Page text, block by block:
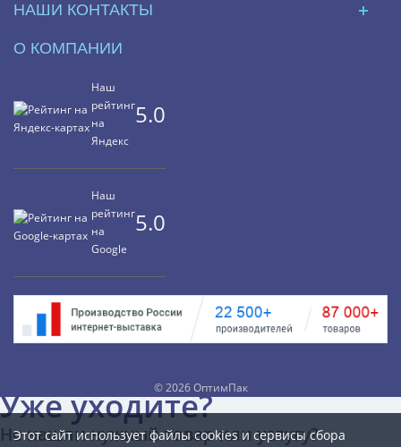
НАШИ КОНТАКТЫ
О КОМПАНИИ
Наш
рейтинг
на
Яндекс
5.0
Наш
рейтинг
на
Google
5.0
©2026 ОптимПак
Этот сайт использует файлы cookies и сервисы сбора
Уже уходите?
Не нашли нужный товар или услугу?